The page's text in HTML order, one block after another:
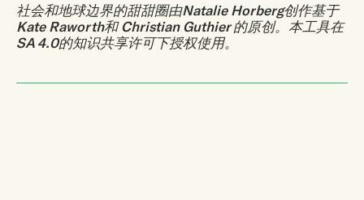
社会和地球边界的甜甜圈由Natalie Horberg创作基于
Kate Raworth和 Christian Guthier 的原创。本工具在
SA 4.0的知识共享许可下授权使用。